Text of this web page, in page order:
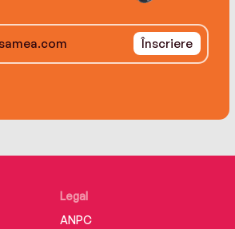
Înscriere
Legal
ANPC